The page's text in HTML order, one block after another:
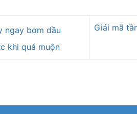
ngay bơm dầu
khi quá muộn
Giải mã